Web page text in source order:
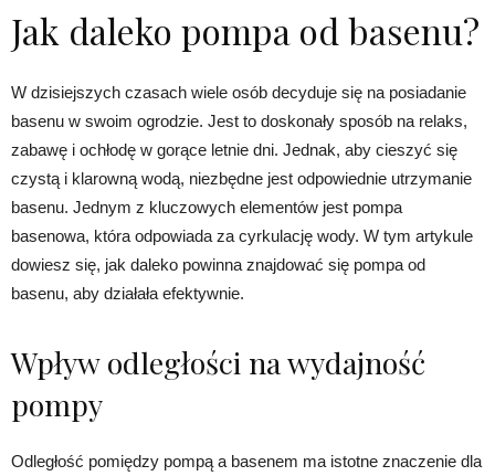
Jak daleko pompa od basenu?
W dzisiejszych czasach wiele osób decyduje się na posiadanie
basenu w swoim ogrodzie. Jest to doskonały sposób na relaks,
zabawę i ochłodę w gorące letnie dni. Jednak, aby cieszyć się
czystą i klarowną wodą, niezbędne jest odpowiednie utrzymanie
basenu. Jednym z kluczowych elementów jest pompa
basenowa, która odpowiada za cyrkulację wody. W tym artykule
dowiesz się, jak daleko powinna znajdować się pompa od
basenu, aby działała efektywnie.
Wpływ odległości na wydajność
pompy
Odległość pomiędzy pompą a basenem ma istotne znaczenie dla